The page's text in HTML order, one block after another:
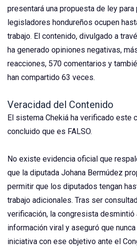
presentará una propuesta de ley
legisladores hondureños ocupen
trabajo. El contenido, divulgado a
ha generado opiniones negativas,
reacciones, 570 comentarios y
han compartido 63 veces.
Veracidad del Contenido
El sistema Chekiá ha verificado este
concluido que es FALSO.
No existe evidencia oficial que
que la diputada Johana Bermúdez
permitir que los diputados tengan
trabajo adicionales. Tras ser
verificación, la congresista desmintió
información viral y aseguró que
iniciativa con ese objetivo ante el